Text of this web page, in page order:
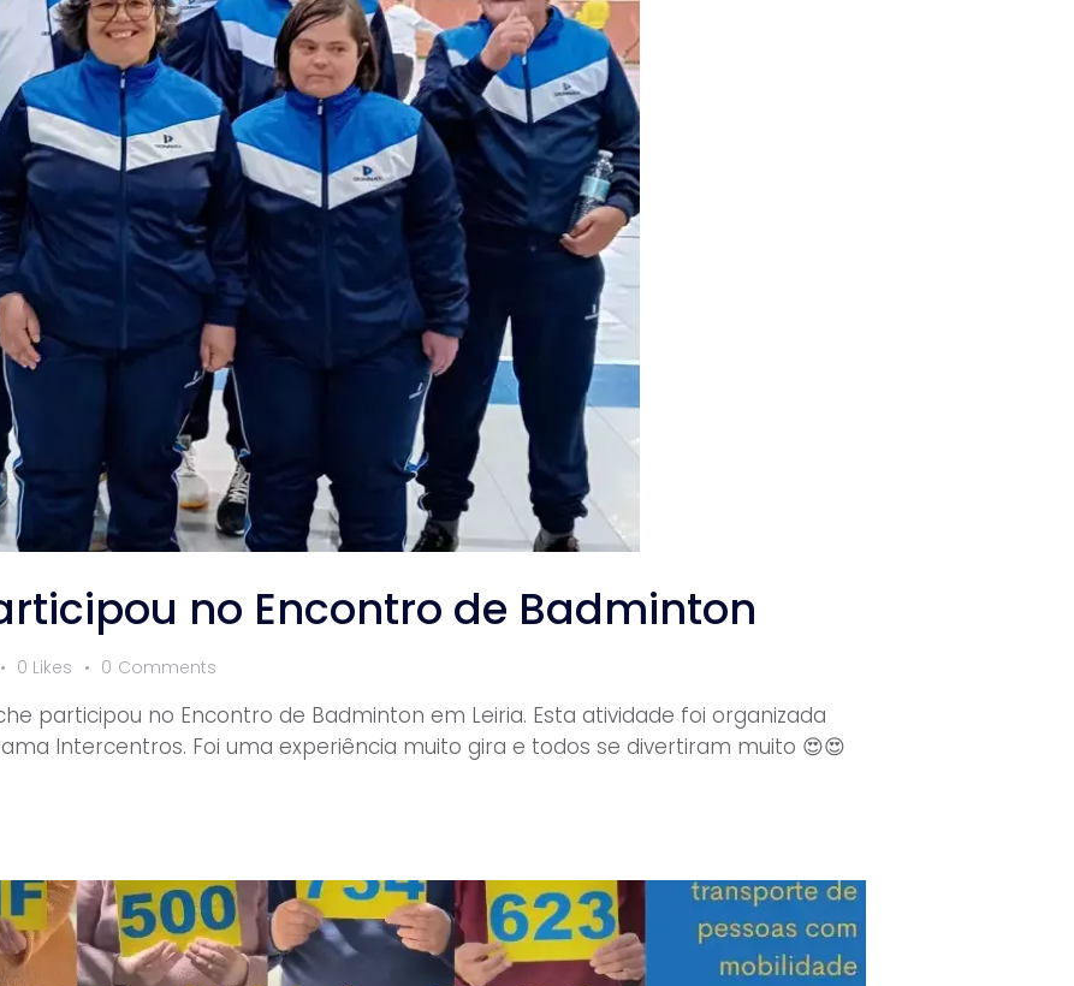
no Encontro de Badminton
0 Likes 0 Comments
participou no Encontro de Badminton em Leiria. Esta atividade foi organizada
Intercentros. Foi uma experiência muito gira e todos se divertiram muito 😍😍